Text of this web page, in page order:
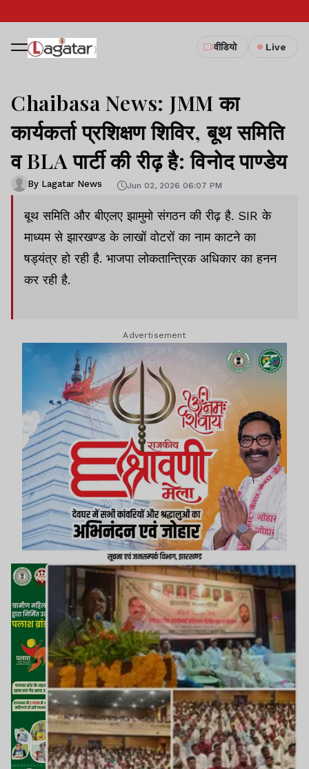
वीडियो Live
Chaibasa News: JMM का
कार्यकर्ता प्रशिक्षण शिविर, बूथ समिति
व BLA पार्टी की रीढ़ है: विनोद पाण्डेय
By Lagatar News Jun 02, 2026 06:07 PM
बूथ समिति और बीएलए झामुमो संगठन की रीढ़ है. SIR के
माध्यम से झारखण्ड के लाखों वोटरों का नाम काटने का
षड्यंत्र हो रही है. भाजपा लोकतान्त्रिक अधिकार का हनन
कर रही है.
Advertisement